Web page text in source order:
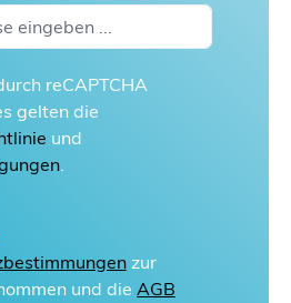
reCAPTCHA
gelten die
und
.
zur
und die AGB